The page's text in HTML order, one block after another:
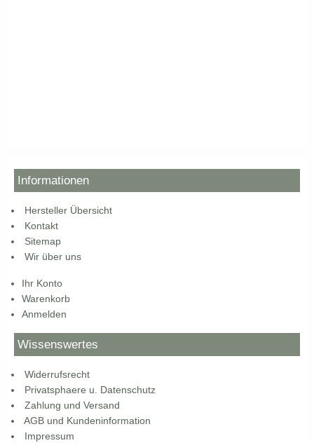
Informationen
Hersteller Übersicht
Kontakt
Sitemap
Wir über uns
Ihr Konto
Warenkorb
Anmelden
Wissenswertes
Widerrufsrecht
Privatsphaere u. Datenschutz
Zahlung und Versand
AGB und Kundeninformation
Impressum